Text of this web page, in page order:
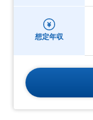
想定年収